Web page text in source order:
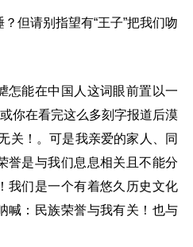
请别指望有“王子”把我们吻
能在中国人这词眼前置以一
你在看完这么多刻字报道后漠
关！。可是我亲爱的家人、同
誉是与我们息息相关且不能分
我们是一个有着悠久历史文化
喊：民族荣誉与我有关！也与